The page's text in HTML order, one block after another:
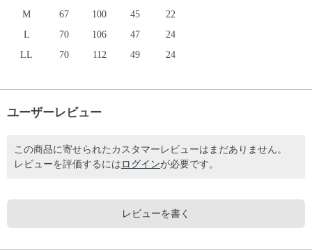
M 67 100 45
22
L
70 106 47
24
LL
70 112 49 24
ユーザーレビュー
この商品に寄せられたカスタマーレビューはまだありません。
レビューを評価するには ログインが必要です。
レビューを書く